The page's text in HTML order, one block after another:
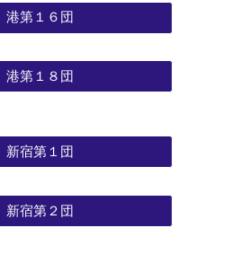
港第１６団
港第１８団
新宿第１団
新宿第２団